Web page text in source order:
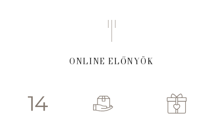
ONLINE ELŐNYÖK